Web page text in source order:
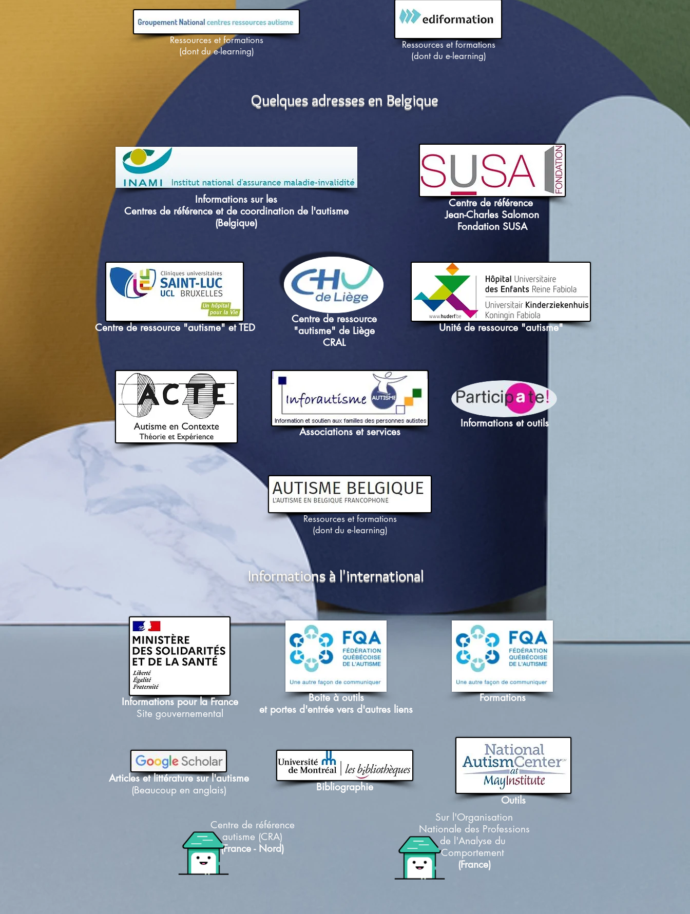
Ressources et formations
(dont du e-learning)
Ressources et formations
(dont du e-learning)
Quelques adresses en Belgique
Informations sur les
Centres de référence et de coordination de l'autisme
(Belgique)
Centre de référence
Jean-Charles Salomon
Fondation SUSA
Centre de ressource "autisme" et TED Unité de ressource "autisme"
Centre de ressource
"autisme" de Liège
CRAL
Associations et services
Informations et outils
Ressources et formations
(dont du e-learning)
Informations à l'international
Informations pour la France
Site gouvernemental
Boite à outils
et portes d'entrée vers d'autres liens
Formations
Articles et littérature sur l'autisme
(Beaucoup en anglais)
Bibliographie
Outils
Centre de référence
autisme (CRA)
(France - Nord)
Sur l'Organisation
Nationale des Professions
de l'Analyse du
Comportement
(France)